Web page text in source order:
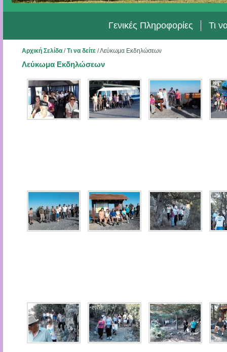
Γενικές Πληροφορίες Τι
Αρχική Σελίδα/Τι να δείτε/Λεύκωμα Εκδηλώσεων
Λεύκωμα Εκδηλώσεων